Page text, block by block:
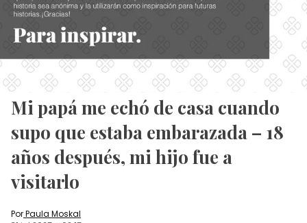
Mi papá me echó de casa cuando
supo que estaba embarazada – 18
años después, mi hijo fue a
visitarlo
PorPaula Moskal